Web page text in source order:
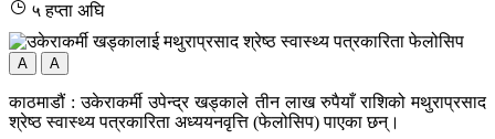
५ हप्ता अघि
A A
काठमाडौं : उकेराकर्मी उपेन्द्र खड्काले तीन लाख रुपैयाँ राशिको मथुराप्रसाद
श्रेष्ठ स्वास्थ्य पत्रकारिता अध्ययनवृत्ति (फेलोसिप) पाएका छन्।